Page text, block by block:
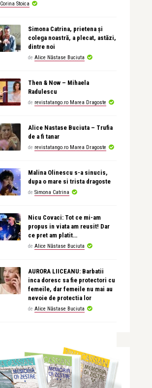
Corina Stoica
Simona Catrina, prietena și
colega noastră, a plecat, astăzi,
dintre noi
de Alice Năstase Buciuta
Then & Now – Mihaela
Radulescu
de revistatango.ro Marea Dragoste
Alice Nastase Buciuta – Trufia
de a fi tanar
de revistatango.ro Marea Dragoste
Malina Olinescu s-a sinucis,
dupa o mare si trista dragoste
de Simona Catrina
Nicu Covaci: Tot ce mi-am
propus in viata am reusit! Dar
ce pret am platit…
de Alice Năstase Buciuta
AURORA LIICEANU: Barbatii
inca doresc sa fie protectori cu
femeile, dar femeile nu mai au
nevoie de protectia lor
de Alice Năstase Buciuta